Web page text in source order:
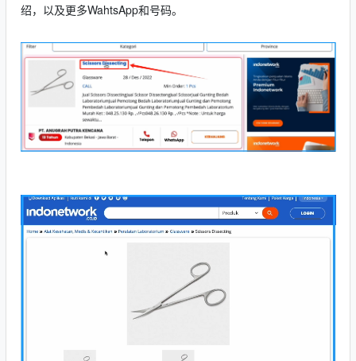
绍，以及更多WahtsApp和号码。